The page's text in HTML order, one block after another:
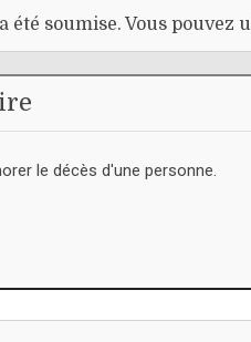
soumise. Vous
le décès d'une personne.